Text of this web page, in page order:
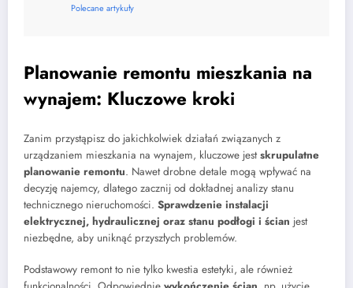
Polecane artykuły
Planowanie remontu mieszkania na
wynajem: Kluczowe kroki
Zanim przystąpisz do jakichkolwiek działań związanych z
urządzaniem mieszkania na wynajem, kluczowe jestskrupulatne
planowanie remontu. Nawet drobne detale mogą wpływać na
decyzję najemcy, dlatego zacznij od dokładnej analizy stanu
technicznego nieruchomości. Sprawdzenie instalacji
elektrycznej, hydraulicznej oraz stanu podłogi i ścian jest
niezbędne, aby uniknąć przyszłych problemów.
Podstawowy remont to nie tylko kwestia estetyki, ale również